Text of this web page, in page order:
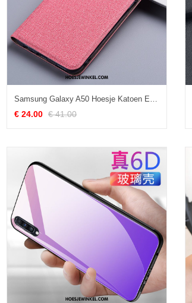
Samsung Galaxy A50 Hoesje Katoen En Linnen Leren Etui Bescherming, Samsung Galaxy A50 Hoesje Ster Anti-fall
€ 24.00 € 41.00